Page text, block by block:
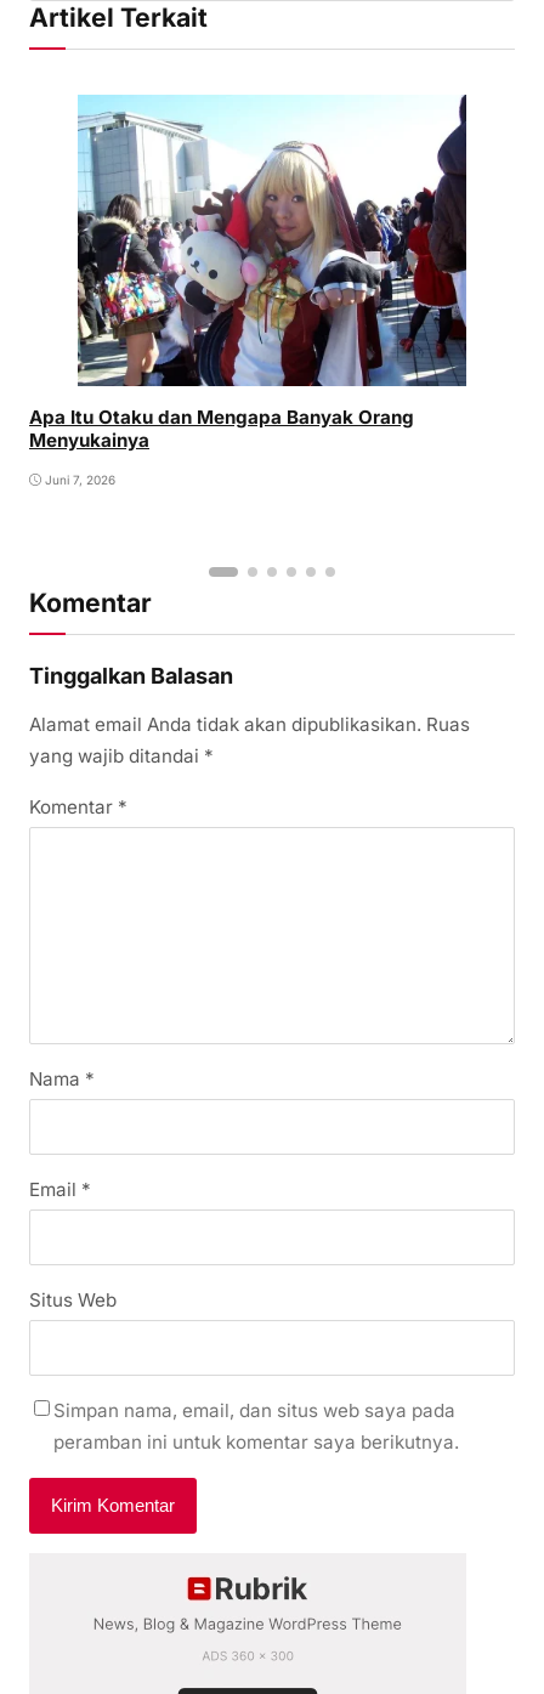
Artikel Terkait
Apa Itu Otaku dan Mengapa Banyak Orang
Menyukainya
Juni 7, 2026
Komentar
Tinggalkan Balasan
Alamat email Anda tidak akan dipublikasikan. Ruas
yang wajib ditandai *
Komentar *
Nama *
Email *
Situs Web
Simpan nama, email, dan situs web saya pada
peramban ini untuk komentar saya berikutnya.